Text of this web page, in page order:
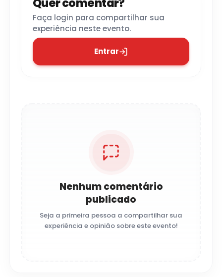
Faça login para compartilhar sua
experiência neste evento.
Entrar
Nenhum comentário
publicado
Seja a primeira pessoa a compartilhar sua
experiência e opinião sobre este evento!